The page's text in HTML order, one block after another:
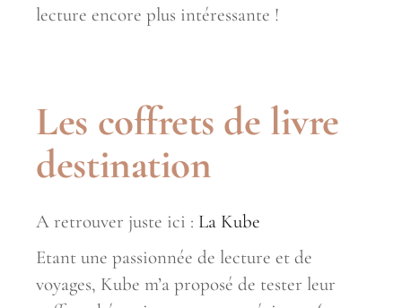
lecture encore plus intéressante !
Les coffrets de livre
destination
A retrouver juste ici : La Kube
Etant une passionnée de lecture et de
voyages, Kube m’a proposé de tester leur